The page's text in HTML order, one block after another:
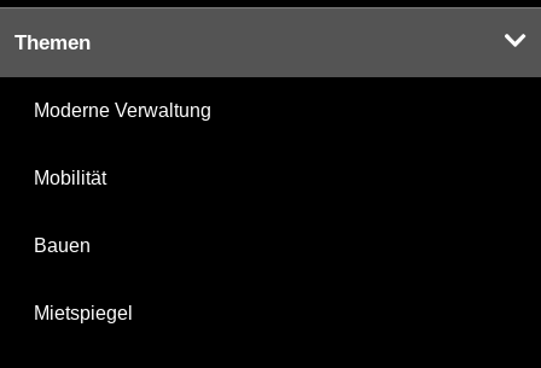
Themen
Moderne Verwaltung
Mobilität
Bauen
Mietspiegel